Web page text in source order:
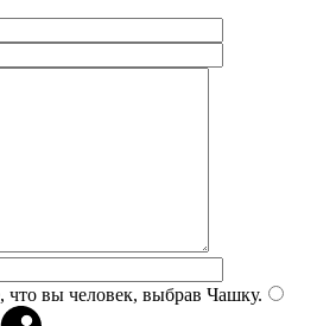
вы человек, выбрав Чашку.